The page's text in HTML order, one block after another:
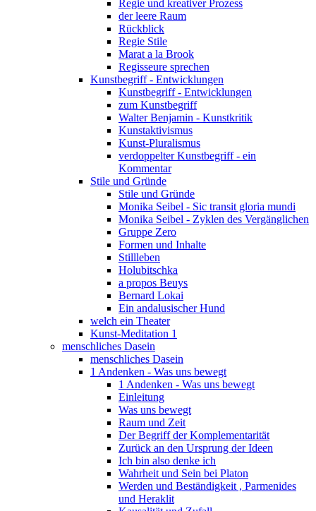
Regie und kreativer Prozess
der leere Raum
Rückblick
Regie Stile
Marat a la Brook
Regisseure sprechen
Kunstbegriff - Entwicklungen
Kunstbegriff - Entwicklungen
zum Kunstbegriff
Walter Benjamin - Kunstkritik
Kunstaktivismus
Kunst-Pluralismus
verdoppelter Kunstbegriff - ein
Kommentar
Stile und Gründe
Stile und Gründe
Monika Seibel - Sic transit gloria mundi
Monika Seibel - Zyklen des Vergänglichen
Gruppe Zero
Formen und Inhalte
Stillleben
Holubitschka
a propos Beuys
Bernard Lokai
Ein andalusischer Hund
welch ein Theater
Kunst-Meditation 1
menschliches Dasein
menschliches Dasein
1 Andenken - Was uns bewegt
1 Andenken - Was uns bewegt
Einleitung
Was uns bewegt
Raum und Zeit
Der Begriff der Komplementarität
Zurück an den Ursprung der Ideen
Ich bin also denke ich
Wahrheit und Sein bei Platon
Werden und Beständigkeit , Parmenides
und Heraklit